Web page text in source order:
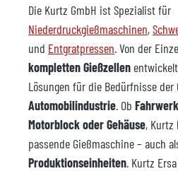
Die Kurtz GmbH ist Spezialist für
Niederdruckgießmaschinen,
und Entgratpressen. Von der
kompletten Gießzellen
Lösungen für die Bedürfnisse
Automobilindustrie. Ob
Motorblock oder Gehäuse, Kurtz
passende Gießmaschine – auch
Produktionseinheiten. Kurtz